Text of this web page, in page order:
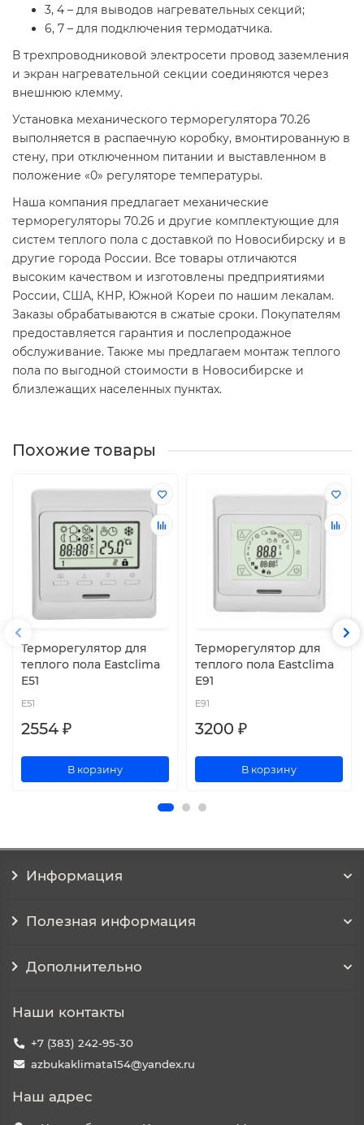
3, 4 – для выводов нагревательных секций;
6, 7 – для подключения термодатчика.
В трехпроводниковой электросети провод заземления
и экран нагревательной секции соединяются через
внешнюю клемму.
Установка механического терморегулятора 70.26
выполняется в распаечную коробку, вмонтированную в
стену, при отключенном питании и выставленном в
положение «0» регуляторе температуры.
Наша компания предлагает механические
терморегуляторы 70.26 и другие комплектующие для
систем теплого пола с доставкой по Новосибирску и в
другие города России. Все товары отличаются
высоким качеством и изготовлены предприятиями
России, США, КНР, Южной Кореи по нашим лекалам.
Заказы обрабатываются в сжатые сроки. Покупателям
предоставляется гарантия и послепродажное
обслуживание. Также мы предлагаем монтаж теплого
пола по выгодной стоимости в Новосибирске и
близлежащих населенных пунктах.
Похожие товары
Терморегулятор для
теплого пола Eastclima
E51
E51
2554 ₽
В корзину
Терморегулятор для
теплого пола Eastclima
E91
E91
3200 ₽
В корзину
Информация
Полезная информация
Дополнительно
Наши контакты
+7 (383) 242-95-30
azbukaklimata154@yandex.ru
Наш адрес